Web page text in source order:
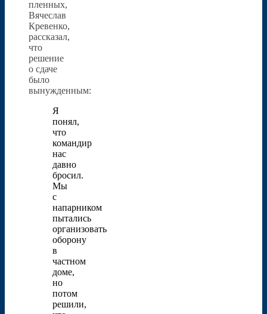
пленных,
Вячеслав
Кревенко,
рассказал,
что
решение
о сдаче
было
вынужденным:
Я
понял,
что
командир
нас
давно
бросил.
Мы
с
напарником
пытались
организовать
оборону
в
частном
доме,
но
потом
решили,